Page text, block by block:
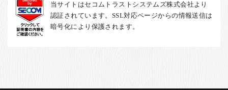
当サイトはセコムトラストシステムズ株式会社より
認証されています。SSL対応ページからの情報送信は
暗号化により保護されます。